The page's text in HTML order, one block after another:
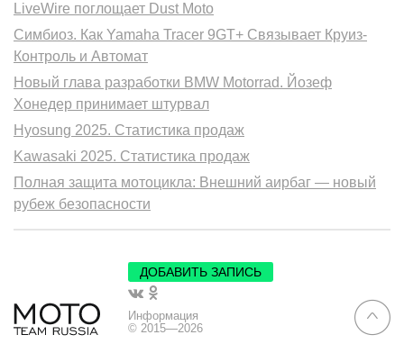
LiveWire поглощает Dust Moto
Симбиоз. Как Yamaha Tracer 9GT+ Связывает Круиз-
Контроль и Автомат
Новый глава разработки BMW Motorrad. Йозеф
Хонедер принимает штурвал
Hyosung 2025. Статистика продаж
Kawasaki 2025. Статистика продаж
Полная защита мотоцикла: Внешний аирбаг — новый
рубеж безопасности
ДОБАВИТЬ ЗАПИСЬ
Информация
© 2015—2026